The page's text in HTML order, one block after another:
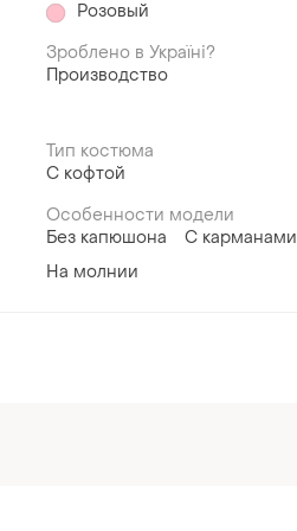
Розовый
Зроблено в Україні?
Производство
Тип костюма
С кофтой
Особенности модели
Без капюшона
С карманами
На молнии